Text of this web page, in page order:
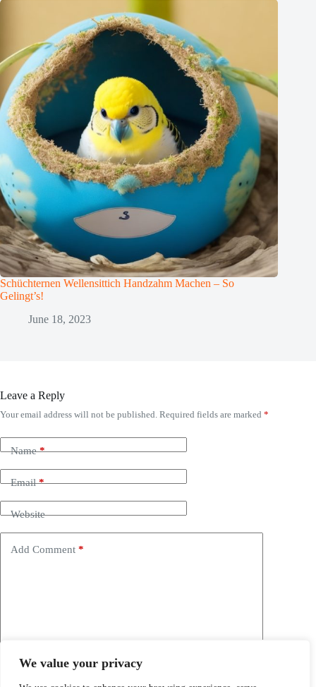
We value your privacy
Schüchternen Wellensittich Handzahm Machen – So
Gelingt’s!
June 18, 2023
Leave a Reply
Your email address will not be published. Required fields are marked *
Name*
Email*
Website
Add Comment *
Save my name, email and website in this browser for the